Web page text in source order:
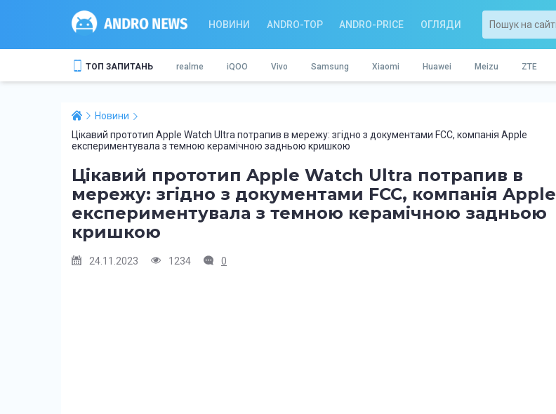
НОВИНИ ANDRO-TOP ANDRO-PRICE ОГЛЯДИ
ТОП ЗАПИТАНЬ realme iQOO Vivo Samsung Xiaomi Huawei Meizu ZTE
Новини
Цікавий прототип Apple Watch Ultra потрапив в мережу: згідно з документами FCC, компанія Apple
експериментувала з темною керамічною задньою кришкою
Цікавий прототип Apple Watch Ultra потрапив в
мережу: згідно з документами FCC, компанія Apple
експериментувала з темною керамічною задньою
кришкою
24.11.2023 1234 0